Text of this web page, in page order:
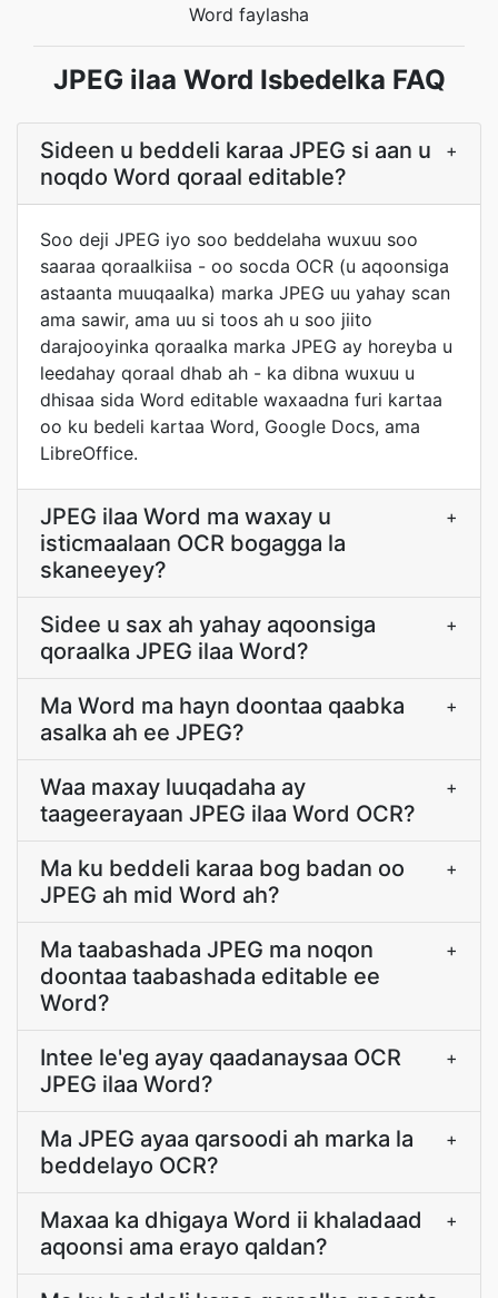
Word faylasha
JPEG ilaa Word Isbedelka FAQ
Sideen u beddeli karaa JPEG si aan u
noqdo Word qoraal editable?
+
Soo deji JPEG iyo soo beddelaha wuxuu soo
saaraa qoraalkiisa - oo socda OCR (u aqoonsiga
astaanta muuqaalka) marka JPEG uu yahay scan
ama sawir, ama uu si toos ah u soo jiito
darajooyinka qoraalka marka JPEG ay horeyba u
leedahay qoraal dhab ah - ka dibna wuxuu u
dhisaa sida Word editable waxaadna furi kartaa
oo ku bedeli kartaa Word, Google Docs, ama
LibreOffice.
JPEG ilaa Word ma waxay u
isticmaalaan OCR bogagga la
skaneeyey?
+
Sidee u sax ah yahay aqoonsiga
qoraalka JPEG ilaa Word?
+
Ma Word ma hayn doontaa qaabka
asalka ah ee JPEG?
+
Waa maxay luuqadaha ay
taageerayaan JPEG ilaa Word OCR?
+
Ma ku beddeli karaa bog badan oo
JPEG ah mid Word ah?
+
Ma taabashada JPEG ma noqon
doontaa taabashada editable ee
Word?
+
Intee le'eg ayay qaadanaysaa OCR
JPEG ilaa Word?
+
Ma JPEG ayaa qarsoodi ah marka la
beddelayo OCR?
+
Maxaa ka dhigaya Word ii khaladaad
aqoonsi ama erayo qaldan?
+